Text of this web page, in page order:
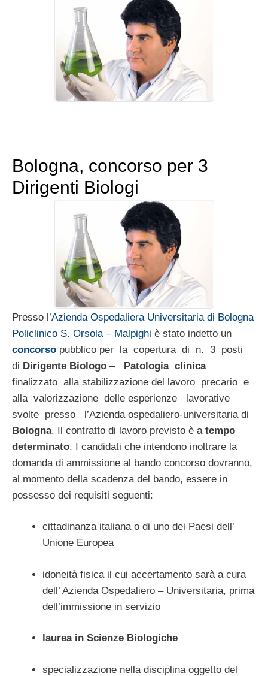
Bologna, concorso per 3
Dirigenti Biologi
Presso l’Azienda Ospedaliera Universitaria di Bologna
Policlinico S. Orsola – Malpighi è stato indetto un
concorso pubblico per la copertura di n. 3 posti
di Dirigente Biologo – Patologia clinica
finalizzato alla stabilizzazione del lavoro precario e
alla valorizzazione delle esperienze lavorative
svolte presso l’Azienda ospedaliero-universitaria di
Bologna. Il contratto di lavoro previsto è a tempo
determinato. I candidati che intendono inoltrare la
domanda di ammissione al bando concorso dovranno,
al momento della scadenza del bando, essere in
possesso dei requisiti seguenti:
cittadinanza italiana o di uno dei Paesi dell’
Unione Europea
idoneità fisica il cui accertamento sarà a cura
dell’ Azienda Ospedaliero – Universitaria, prima
dell’immissione in servizio
laurea in Scienze Biologiche
specializzazione nella disciplina oggetto del